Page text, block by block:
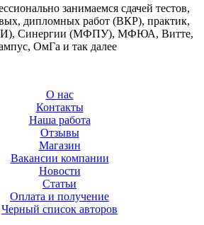
занимаемся сдачей тестов,
дипломных работ (ВКР), практик,
Синергии (МФПУ), МФЮА, Витте,
ОмГа и так далее
О нас
Контакты
Наша работа
Отзывы
Магазин
Вакансии компании
Новости
Статьи
Оплата и получение
Черный список авторов